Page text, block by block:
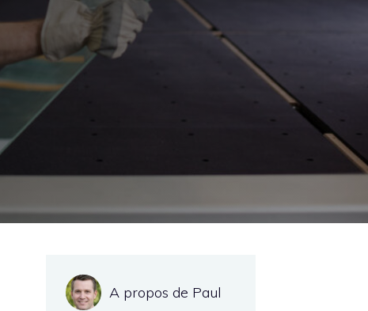
A propos de Paul